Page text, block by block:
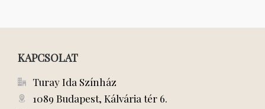
KAPCSOLAT
Turay Ida Színház
1089 Budapest, Kálvária tér 6.